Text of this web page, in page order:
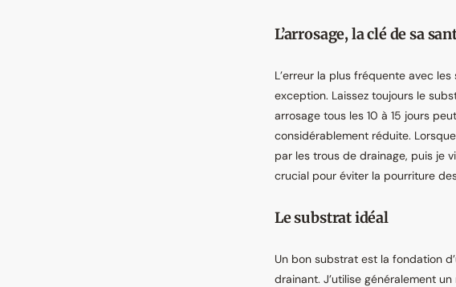
L’arrosage, la clé de sa
L’erreur la plus fréquente avec
exception. Laissez toujours le
arrosage tous les 10 à 15 jours
considérablement réduite. Lorsque
par les trous de drainage, puis je
crucial pour éviter la pourriture
Le substrat idéal
Un bon substrat est la fondation
drainant. J’utilise généralement